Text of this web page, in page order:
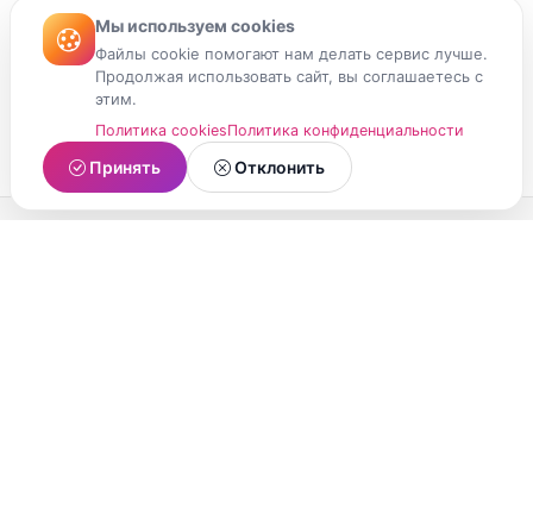
Мы используем cookies
Файлы cookie помогают нам делать сервис лучше.
Продолжая использовать сайт, вы соглашаетесь с
этим.
Политика cookiesПолитика конфиденциальности
Принять Отклонить